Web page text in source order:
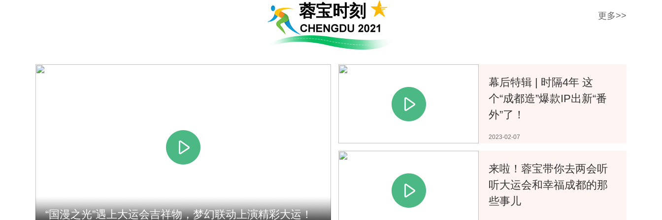
蓉宝时刻 更多>>
“国漫之光”遇上大运会吉祥物，梦幻联动上演精彩大运！
幕后特辑 | 时隔4年 这
个“成都造”爆款IP出新“番
外”了！
2023-02-07
来啦！蓉宝带你去两会听
听大运会和幸福成都的那
些事儿